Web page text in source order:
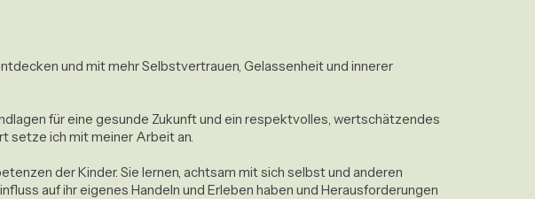
und mit mehr Selbstvertrauen, Gelassenheit und innerer
für eine gesunde Zukunft und ein respektvolles, wertschätzendes
setze ich mit meiner Arbeit an.
der Kinder. Sie lernen, achtsam mit sich selbst und anderen
auf ihr eigenes Handeln und Erleben haben und Herausforderungen